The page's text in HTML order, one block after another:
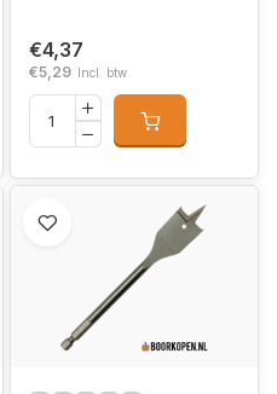
€4,37
€5,29 Incl. btw